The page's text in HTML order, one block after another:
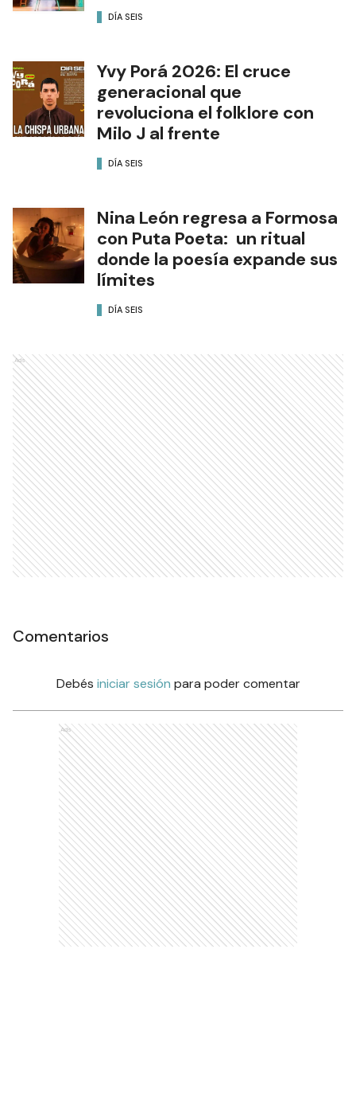
DÍA SEIS
Yvy Porá 2026: El cruce
generacional que
revoluciona el folklore con
Milo J al frente
DÍA SEIS
Nina León regresa a Formosa
con Puta Poeta: un ritual
donde la poesía expande sus
límites
DÍA SEIS
Ads
Comentarios
Debés iniciar sesión para poder comentar
Ads